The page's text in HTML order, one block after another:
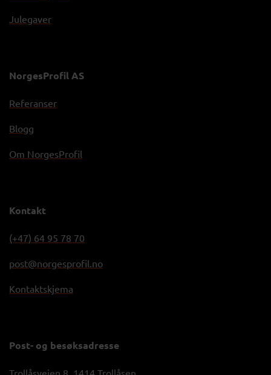
Julegaver
NorgesProfil AS
Referanser
Blogg
Om NorgesProfil
Kontakt
(+47) 64 95 78 70
post@norgesprofil.no
Kontaktskjema
Post- og besøksadresse
Trollåsveien 8, 1414 Trollåsen